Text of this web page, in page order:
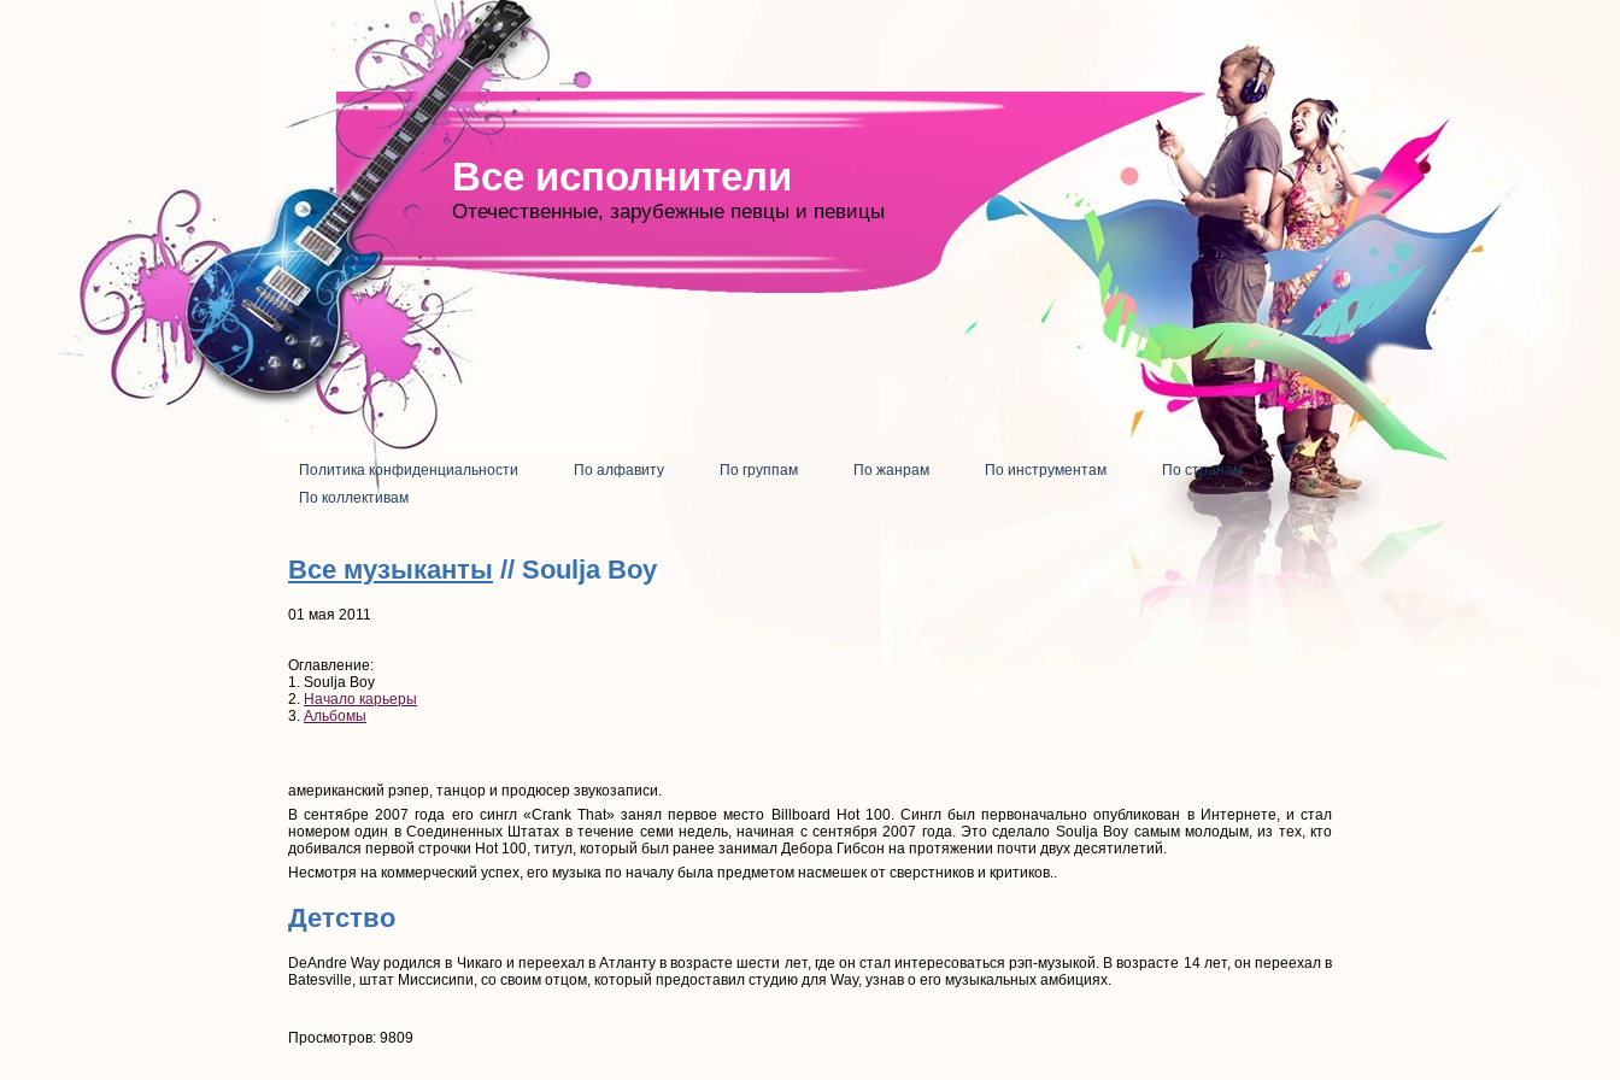
Все исполнители
Отечественные, зарубежные певцы и певицы
Политика конфиденциальности По алфавиту По группам По жанрам По инструментам
По странам
По коллективам
Все музыканты // Soulja Boy
01 мая 2011
Оглавление:
1. Soulja Boy
2. Начало карьеры
3. Альбомы
американский рэпер, танцор и продюсер звукозаписи.
В сентябре 2007 года его сингл «Crank That» занял первое место Billboard Hot 100. Сингл был первоначально опубликован в Интернете, и стал
номером один в Соединенных Штатах в течение семи недель, начиная с сентября 2007 года. Это сделало Soulja Boy самым молодым, из тех, кто
добивался первой строчки Hot 100, титул, который был ранее занимал Дебора Гибсон на протяжении почти двух десятилетий.
Несмотря на коммерческий успех, его музыка по началу была предметом насмешек от сверстников и критиков..
Детство
DeAndre Way родился в Чикаго и переехал в Атланту в возрасте шести лет, где он стал интересоваться рэп-музыкой. В возрасте 14 лет, он переехал в
Batesville, штат Миссисипи, со своим отцом, который предоставил студию для Way, узнав о его музыкальных амбициях.
Просмотров: 9809